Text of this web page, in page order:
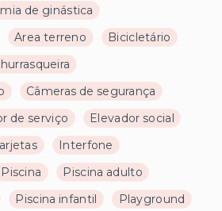
de ginástica
Area terreno
Bicicletário
Câmeras de segurança
de serviço
Elevador social
Interfone
Piscina
Piscina adulto
Piscina infantil Playground